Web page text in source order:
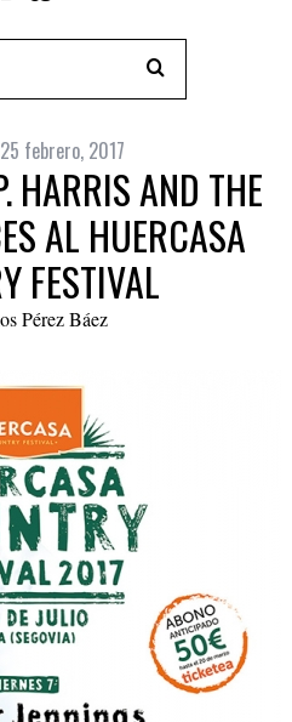
25 febrero, 2017
HARRIS AND THE
AL HUERCASA
FESTIVAL
Pérez Báez